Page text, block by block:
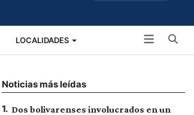
LOCALIDADES
Noticias más leídas
1. Dos bolivarenses involucrados en un